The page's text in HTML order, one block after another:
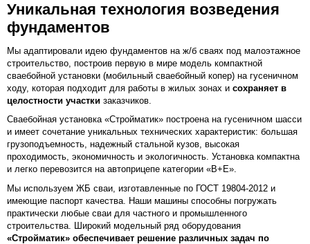
Уникальная технология возведения
фундаментов
Мы адаптировали идею фундаментов на ж/б сваях под малоэтажное
строительство, построив первую в мире модель компактной
сваебойной установки (мобильный сваебойный копер) на гусеничном
ходу, которая подходит для работы в жилых зонах и сохраняет в
целостности участки заказчиков.
Сваебойная установка «Стройматик» построена на гусеничном шасси
и имеет сочетание уникальных технических характеристик: большая
грузоподъемность, надежный стальной кузов, высокая
проходимость, экономичность и экологичность. Установка компактна
и легко перевозится на автоприцепе категории «В+Е».
Мы используем ЖБ сваи, изготавленные по ГОСТ 19804-2012 и
имеющие паспорт качества. Наши машины способны погружать
практически любые сваи для частного и промышленного
строительства. Широкий модельный ряд оборудования
«Стройматик» обеспечивает решение различных задач по